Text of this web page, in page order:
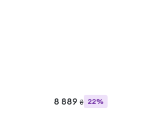
8 889 ₴ 22%